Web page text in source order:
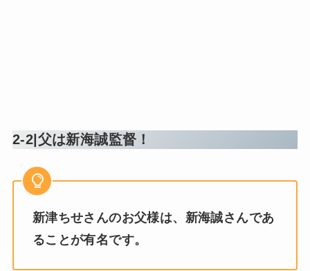
2-2|父は新海誠監督！
新津ちせさんのお父様は、新海誠さんであ
ることが有名です。